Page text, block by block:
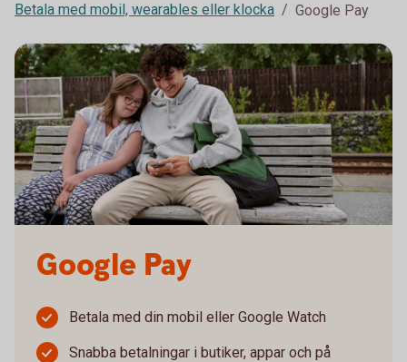
Betala med mobil, wearables eller klocka
Google Pay
Google Pay
Betala med din mobil eller Google Watch
Snabba betalningar i butiker, appar och på